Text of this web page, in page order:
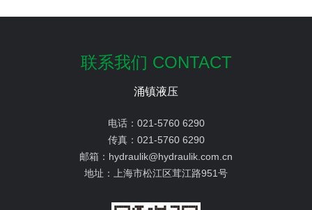
联系我们 CONTACT
涌镇液压
电话： 021-5760 6290
传真： 021-5760 6290
邮箱： hydraulik@hydraulik.com.cn
地址：
上海市松江区茸江路951号